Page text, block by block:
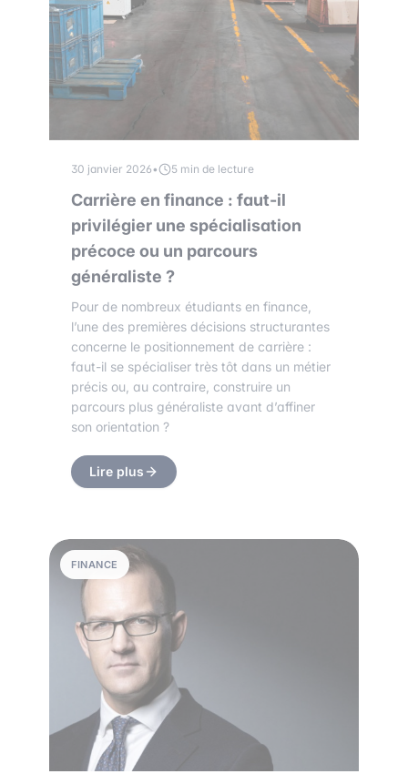
30 janvier 2026• 5 min de lecture
Carrière en finance : faut-il
privilégier une spécialisation
précoce ou un parcours
généraliste ?
Pour de nombreux étudiants en finance,
l’une des premières décisions structurantes
concerne le positionnement de carrière :
faut-il se spécialiser très tôt dans un métier
précis ou, au contraire, construire un
parcours plus généraliste avant d’affiner
son orientation ?
Lire plus
FINANCE